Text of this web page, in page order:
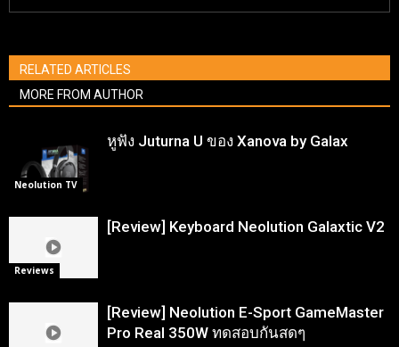
RELATED ARTICLES
MORE FROM AUTHOR
Neolution TV
หูฟัง Juturna U ของ Xanova by Galax
Reviews
[Review] Keyboard Neolution Galaxtic V2
[Review] Neolution E-Sport GameMaster
Pro Real 350W ทดสอบกันสดๆ